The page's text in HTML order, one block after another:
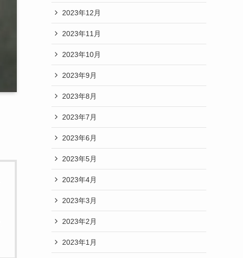
2023年12月
2023年11月
2023年10月
2023年9月
2023年8月
2023年7月
2023年6月
2023年5月
2023年4月
2023年3月
2023年2月
2023年1月